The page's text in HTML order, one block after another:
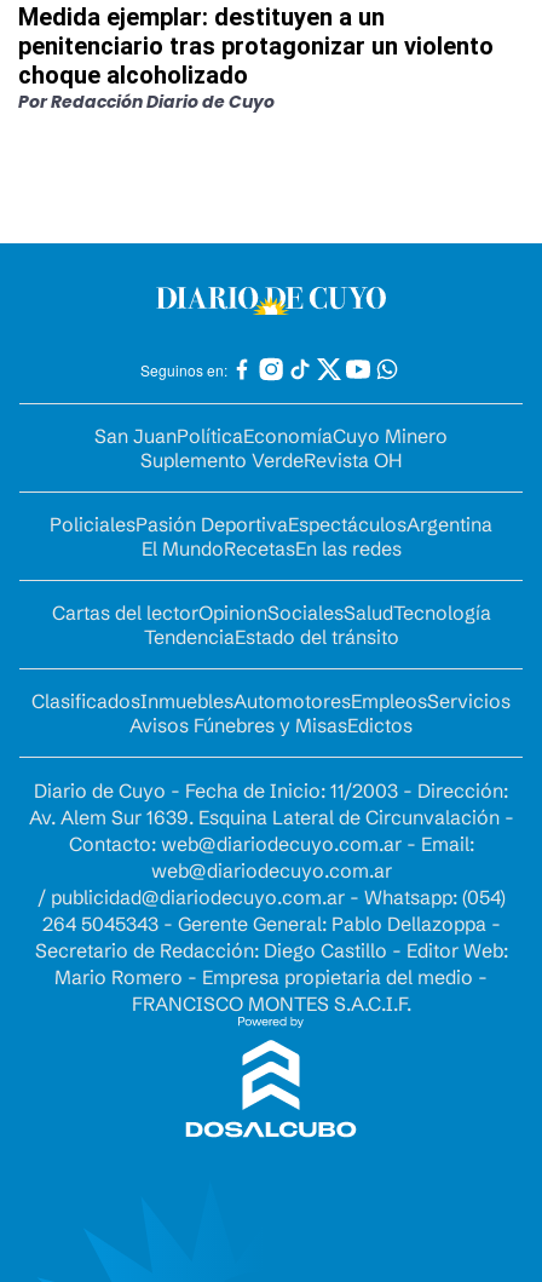
Medida ejemplar: destituyen a un
penitenciario tras protagonizar un violento
choque alcoholizado
PorRedacción Diario de Cuyo
Seguinos en:
San JuanPolíticaEconomíaCuyo Minero
Suplemento VerdeRevista OH
PolicialesPasión DeportivaEspectáculosArgentina
El MundoRecetasEn las redes
Cartas del lectorOpinionSocialesSaludTecnología
TendenciaEstado del tránsito
ClasificadosInmueblesAutomotoresEmpleosServicios
Avisos Fúnebres y MisasEdictos
Diario de Cuyo - Fecha de Inicio: 11/2003 - Dirección:
Av. Alem Sur 1639. Esquina Lateral de Circunvalación -
Contacto: web@diariodecuyo.com.ar- Email:
web@diariodecuyo.com.ar
/ publicidad@diariodecuyo.com.ar- Whatsapp: (054)
264 5045343 - Gerente General: Pablo Dellazoppa -
Secretario de Redacción: Diego Castillo - Editor Web:
Mario Romero - Empresa propietaria del medio -
FRANCISCO MONTES S.A.C.I.F.